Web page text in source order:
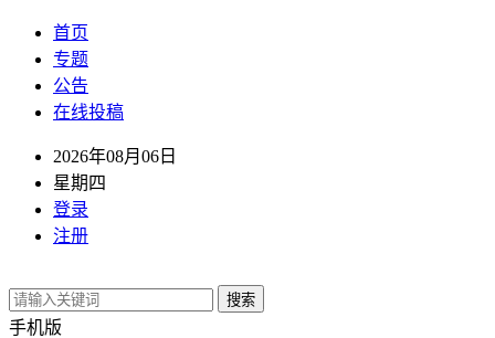
首页
专题
公告
在线投稿
2026年08月06日
星期四
登录
注册
搜索
手机版